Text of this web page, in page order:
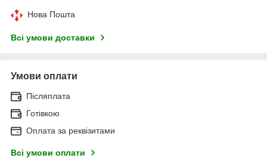
Нова Пошта
Всі умови доставки
Умови оплати
Післяплата
Готівкою
Оплата за реквізитами
Всі умови оплати